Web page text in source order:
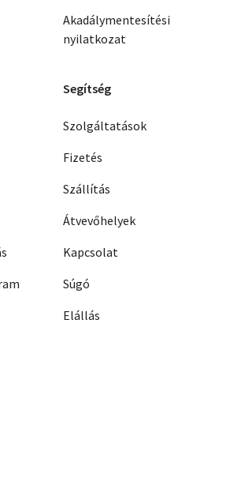
Akadálymentesítési
nyilatkozat
Segítség
Szolgáltatások
Fizetés
Szállítás
Átvevőhelyek
Kapcsolat
Súgó
Elállás